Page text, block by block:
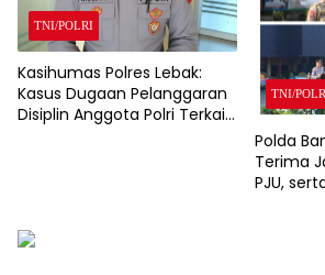
TNI/POLRI
Kasihumas Polres Lebak:
Kasus Dugaan Pelanggaran
Disiplin Anggota Polri Terkait
TNI/
Polda
Terima
PJU,